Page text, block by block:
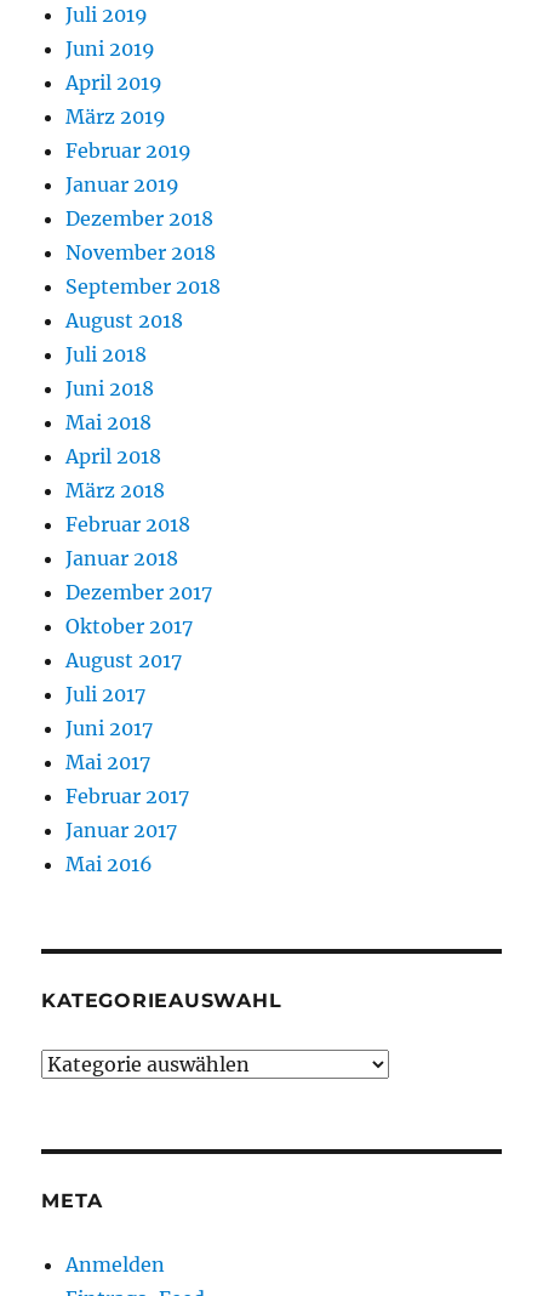
Juli 2019
Juni 2019
April 2019
März 2019
Februar 2019
Januar 2019
Dezember 2018
November 2018
September 2018
August 2018
Juli 2018
Juni 2018
Mai 2018
April 2018
März 2018
Februar 2018
Januar 2018
Dezember 2017
Oktober 2017
August 2017
Juli 2017
Juni 2017
Mai 2017
Februar 2017
Januar 2017
Mai 2016
KATEGORIEAUSWAHL
Kategorieauswahl
META
Anmelden